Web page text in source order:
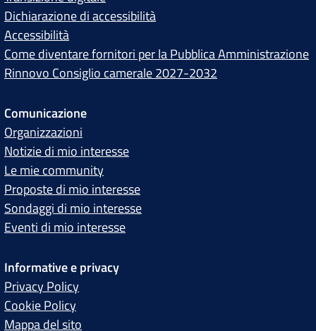
Dichiarazione di accessibilità
Accessibilità
Come diventare fornitori per la Pubblica Amministrazione
Rinnovo Consiglio camerale 2027-2032
Comunicazione
Organizzazioni
Notizie di mio interesse
Le mie community
Proposte di mio interesse
Sondaggi di mio interesse
Eventi di mio interesse
Informative e privacy
Privacy Policy
Cookie Policy
Mappa del sito